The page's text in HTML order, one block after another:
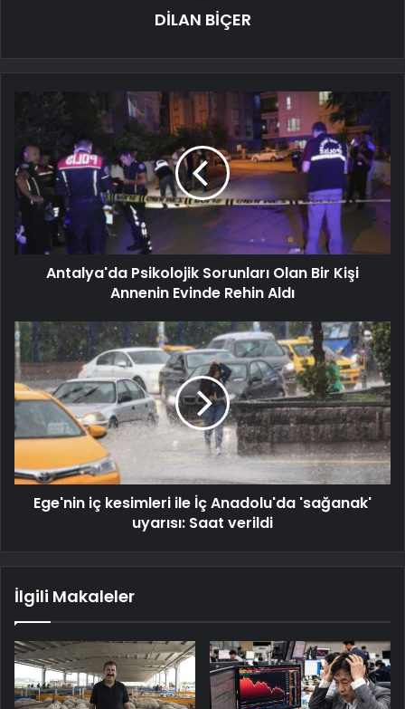
DİLAN BİÇER
Antalya'da Psikolojik Sorunları Olan Bir Kişi
Annenin Evinde Rehin Aldı
Ege'nin iç kesimleri ile İç Anadolu'da 'sağanak'
uyarısı: Saat verildi
İlgili Makaleler